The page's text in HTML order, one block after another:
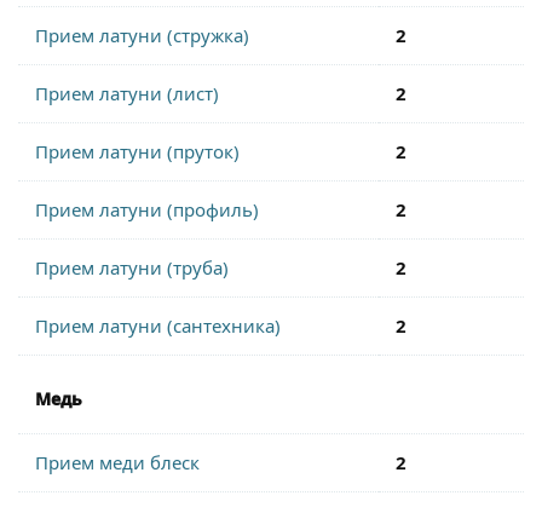
Прием латуни (стружка) 2
Прием латуни (лист) 2
Прием латуни (пруток) 2
Прием латуни (профиль) 2
Прием латуни (труба) 2
Прием латуни (сантехника) 2
Медь
Прием меди блеск 2